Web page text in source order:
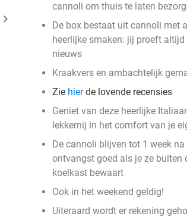
keyboard_arrow_right
cannoli om thuis te laten
De box bestaat uit cannoli met
heerlijke smaken: jij proeft altijd
nieuws
Kraakvers en ambachtelijk
Zie hierde lovende recensies
Geniet van deze heerlijke
lekkernij in het comfort van je
De cannoli blijven tot 1 week na
ontvangst goed als je ze buiten
koelkast bewaart
Ook in het weekend geldig!
Uiteraard wordt er rekening